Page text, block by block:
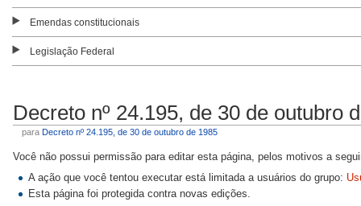
Emendas constitucionais
Legislação Federal
Decreto nº 24.195, de 30 de outubro
para Decreto nº 24.195, de 30 de outubro de 1985
Você não possui permissão para editar esta página, pelos motivos a
A ação que você tentou executar está limitada a usuários do grupo:
Esta página foi protegida contra novas edições.